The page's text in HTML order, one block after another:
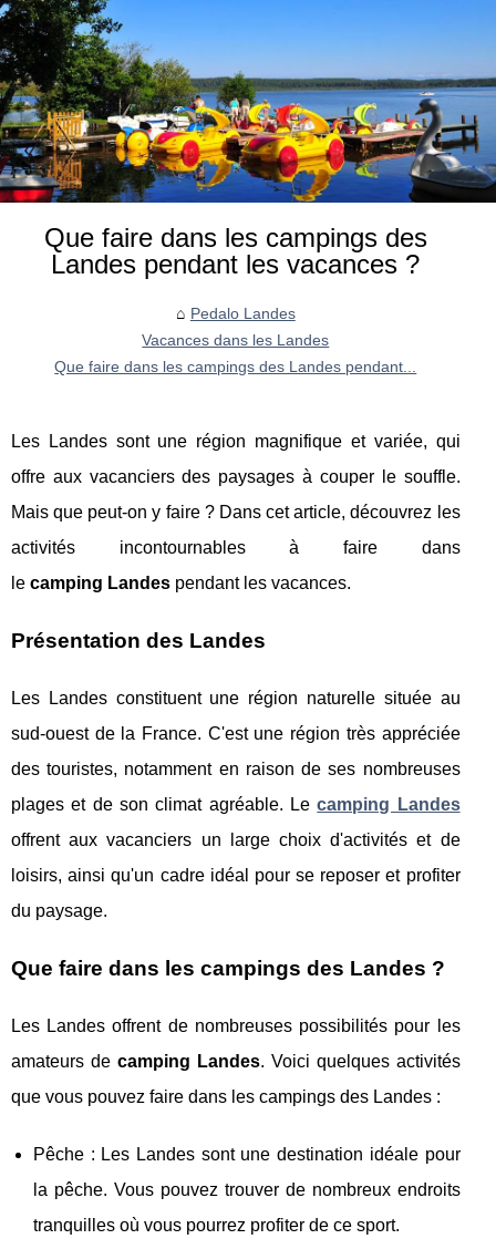
Que faire dans les campings des
Landes pendant les vacances ?
Pedalo Landes
Vacances dans les Landes
Que faire dans les campings des Landes pendant...
Les Landes sont une région magnifique et variée, qui
offre aux vacanciers des paysages à couper le souffle.
Mais que peut-on y faire ? Dans cet article, découvrez les
activités incontournables à faire dans
le camping Landes pendant les vacances.
Présentation des Landes
Les Landes constituent une région naturelle située au
sud-ouest de la France. C'est une région très appréciée
des touristes, notamment en raison de ses nombreuses
plages et de son climat agréable. Lecamping Landes
offrent aux vacanciers un large choix d'activités et de
loisirs, ainsi qu'un cadre idéal pour se reposer et profiter
du paysage.
Que faire dans les campings des Landes ?
Les Landes offrent de nombreuses possibilités pour les
amateurs de camping Landes. Voici quelques activités
que vous pouvez faire dans les campings des Landes :
Pêche : Les Landes sont une destination idéale pour
la pêche. Vous pouvez trouver de nombreux endroits
tranquilles où vous pourrez profiter de ce sport.